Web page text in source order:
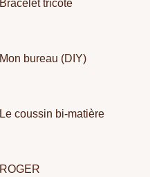
Bracelet tricoté
Mon bureau (DIY)
Le coussin bi-matière
ROGER